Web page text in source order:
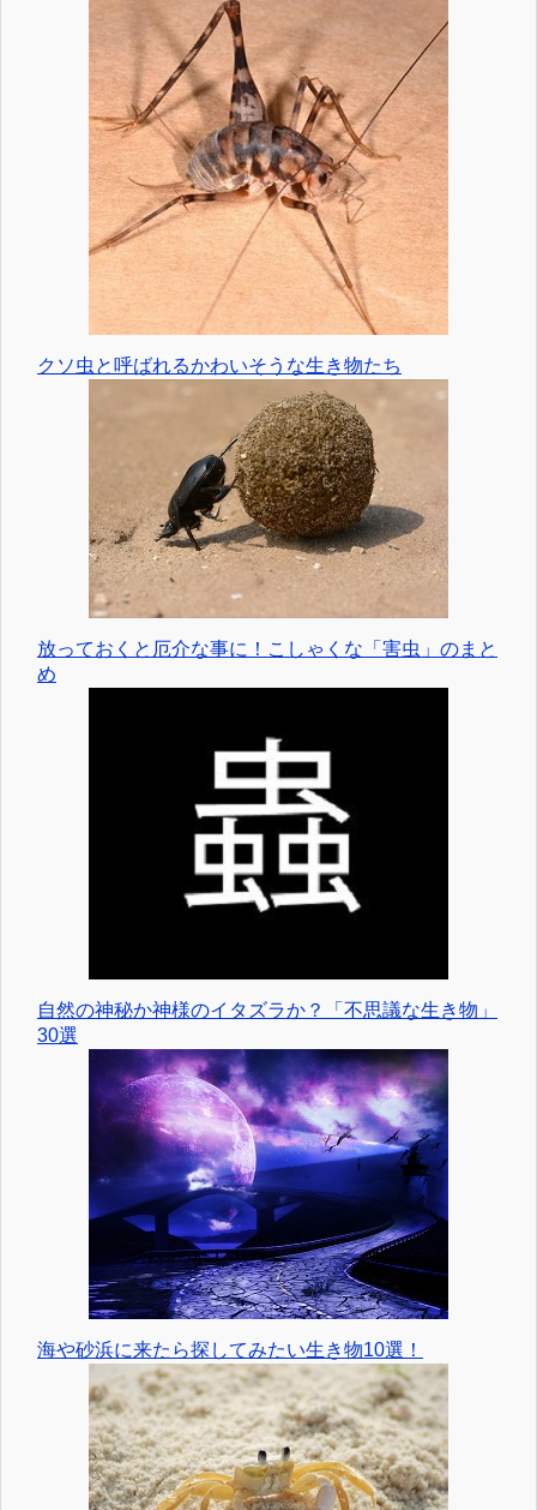
クソ虫と呼ばれるかわいそうな生き物たち
放っておくと厄介な事に！こしゃくな「害虫」のまと
め
自然の神秘か神様のイタズラか？「不思議な生き物」
30選
海や砂浜に来たら探してみたい生き物10選！